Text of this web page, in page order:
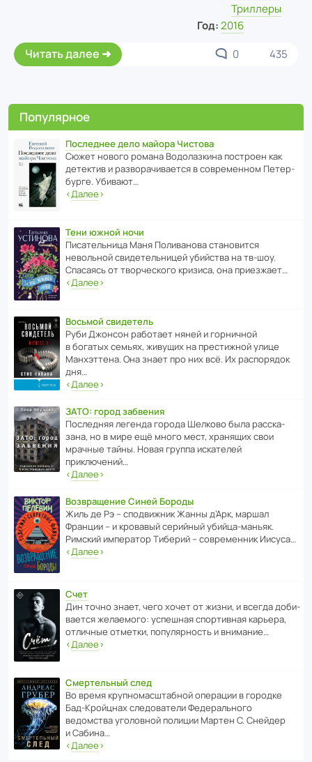
Триллеры
Год: 2016
Читать далее 0 435
Популярное
Последнее дело майора Чистова
Сюжет нового романа Водо­ла­з­кина пост­роен как
дете­ктив и разво­ра­чи­ва­ется в совре­менном Пете­р­
бурге. Убивают…
‹Далее›
Тени южной ночи
Писа­тель­ница Маня Поли­ва­нова стано­вится
невольной свиде­тель­ницей убийства на тв-шоу.
Спасаясь от твор­че­с­кого кризиса, она приезжает…
‹Далее›
Восьмой свидетель
Руби Джонсон рабо­тает няней и горни­чной
в богатых семьях, живущих на прес­ти­жной улице
Манх­эт­тена. Она знает про них всё. Их распо­рядок
дня…
‹Далее›
ЗАТО: город забвения
После­дняя легенда города Шелково была расска­
зана, но в мире ещё много мест, хранящих свои
мрачные тайны. Новая группа иска­телей
приключений…
‹Далее›
Возвращение Синей Бороды
Жиль де Рэ – спод­ви­жник Жанны д’Арк, маршал
Франции – и кровавый серийный убийца-маньяк.
Римский импе­ратор Тиберий – совре­менник Иисуса…
‹Далее›
Счет
Дин точно знает, чего хочет от жизни, и всегда доби­
ва­ется жела­е­мого: успе­шная спор­ти­вная карьера,
отли­чные отметки, попу­ля­р­ность и внимание…
‹Далее›
Смертельный след
Во время круп­но­мас­ш­та­бной операции в городке
Бад‑Крой­цнах следо­ва­тели Феде­раль­ного
ведомства уголо­вной полиции Мартен С. Снейдер
и Сабина…
‹Далее›